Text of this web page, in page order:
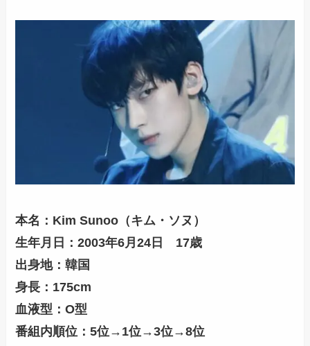
本名：Kim Sunoo（キム・ソヌ）
生年月日：2003年6月24日 17歳
出身地：韓国
身長：175cm
血液型：O型
番組内順位：5位→1位→3位→8位